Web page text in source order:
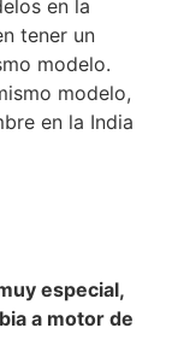
en la
tener un
modelo.
modelo,
en la India
especial,
a motor de